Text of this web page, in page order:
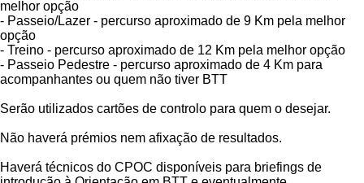
melhor opção
- Passeio/Lazer - percurso aproximado de 9 Km pela melhor
opção
- Treino - percurso aproximado de 12 Km pela melhor opção
- Passeio Pedestre - percurso aproximado de 4 Km para
acompanhantes ou quem não tiver BTT
Serão utilizados cartões de controlo para quem o desejar.
Não haverá prémios nem afixação de resultados.
Haverá técnicos do CPOC disponíveis para briefings de